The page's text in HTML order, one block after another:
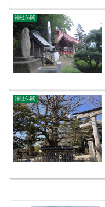
神社仏閣
神社仏閣